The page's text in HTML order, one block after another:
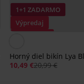
1+1 ZADARMO
Výpredaj
Horný diel bikín Lya
10,49 €20,99 €